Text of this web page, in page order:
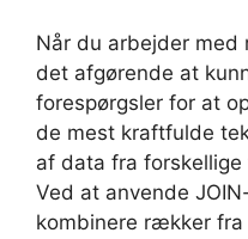
Når du arbejder med
det afgørende at
forespørgsler for at
de mest kraftfulde
af data fra
Ved at anvende
kombinere rækker